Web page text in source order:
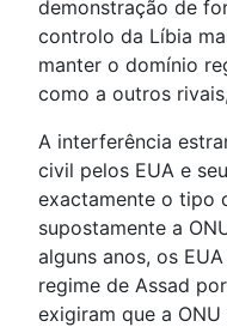
demonstração de
controlo da Líbia
manter o domínio
como a outros
A interferência
civil pelos EUA e
exactamente o tipo
supostamente a
alguns anos, os
regime de Assad
exigiram que a ONU